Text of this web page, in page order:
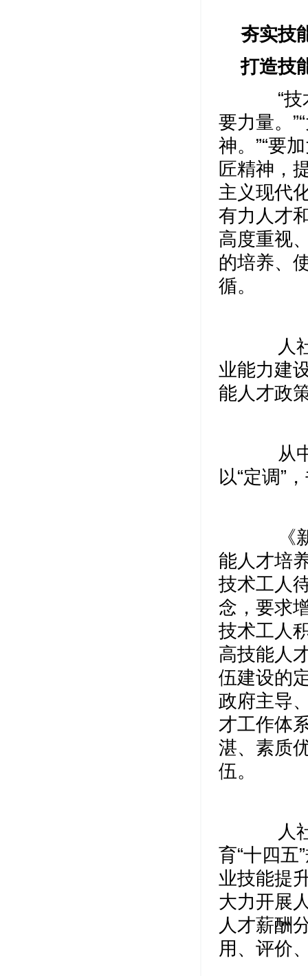
夯实技
打造技
“技术
要力量。
神。”“要
匠精神，
主义现代
有力人才
高度重视
的培养、
循。
人社
业能力建
能人才政
从中
以“定调”
《新
能人才培
技术工人
念，要求
技术工人
高技能人
伍建设的
政府主导
才工作体
湛、素质
伍。
人社
育“十四五
业技能提
大力开展
人才薪酬
用、评价